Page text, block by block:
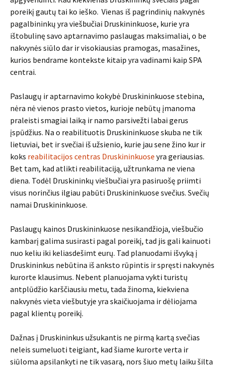
poreikį gautų tai ko ieško. Vienas iš pagrindinių nakvynės
pagalbininkų yra viešbučiai Druskininkuose, kurie yra
ištobulinę savo aptarnavimo paslaugas maksimaliai, o be
nakvynės siūlo dar ir visokiausias pramogas, masažines,
kurios bendrame kontekste kitaip yra vadinami kaip SPA
centrai.
Paslaugų ir aptarnavimo kokybė Druskininkuose stebina,
nėra nė vienos prasto vietos, kurioje nebūtų įmanoma
praleisti smagiai laiką ir namo parsivežti labai gerus
įspūdžius. Na o reabilituotis Druskininkuose skuba ne tik
lietuviai, bet ir svečiai iš užsienio, kurie jau sene žino kur ir
koks reabilitacijos centras Druskininkuose yra geriausias.
Bet tam, kad atlikti reabilitaciją, užtrunkama ne viena
diena. Todėl Druskininkų viešbučiai yra pasiruošę priimti
visus norinčius ilgiau pabūti Druskininkuose svečius. Svečių
namai Druskininkuose.
Paslaugų kainos Druskininkuose nesikandžioja, viešbučio
kambarį galima susirasti pagal poreikį, tad jis gali kainuoti
nuo keliu iki keliasdešimt eurų. Tad planuodami išvyką į
Druskininkus nebūtina iš anksto rūpintis ir spręsti nakvynės
kurorte klausimus. Nebent planuojama vykti turistų
antplūdžio karščiausiu metu, tada žinoma, kiekviena
nakvynės vieta viešbutyje yra skaičiuojama ir dėliojama
pagal klientų poreikį.
Dažnas į Druskininkus užsukantis ne pirmą kartą svečias
neleis sumeluoti teigiant, kad šiame kurorte verta ir
siūloma apsilankyti ne tik vasarą, nors šiuo metų laiku šilta